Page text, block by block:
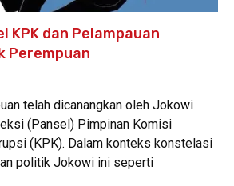
KPK dan Pelampauan
Perempuan
telah dicanangkan oleh Jokowi
(Pansel) Pimpinan Komisi
(KPK). Dalam konteks konstelasi
politik Jokowi ini seperti